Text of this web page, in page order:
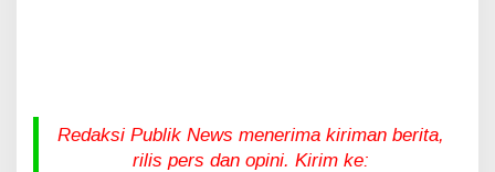
Redaksi Publik News menerima kiriman berita,
rilis pers dan opini. Kirim ke: